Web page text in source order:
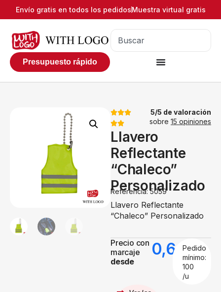
Envío gratis en todos los pedidosMuestra virtual gratis
Presupuesto rápido
5/5 de valoración
sobre 15 opiniones
Llavero
Reflectante
“Chaleco”
Personalizado
Referencia: 5059
Llavero Reflectante
“Chaleco” Personalizado
Precio con
marcaje
desde
0,64€
Pedido
mínimo:
100
/u